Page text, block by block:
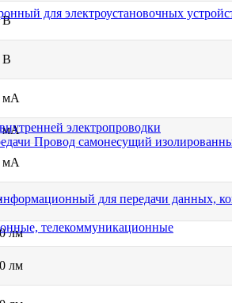
для электроустановочных
электропроводки
Провод самонесущий
для передачи данных,
телекоммуникационные
В
В
мА
мА
мА
лм
лм